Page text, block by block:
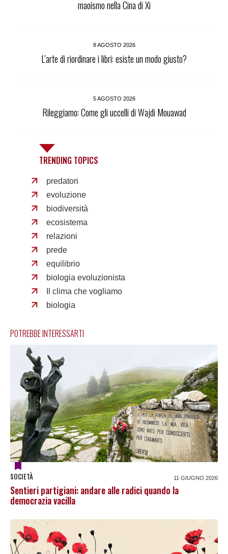
maoismo nella Cina di Xi
8 AGOSTO 2026
L’arte di riordinare i libri: esiste un modo giusto?
5 AGOSTO 2026
Rileggiamo: Come gli uccelli di Wajdi Mouawad
TRENDING TOPICS
predatori
evoluzione
biodiversità
ecosistema
relazioni
prede
equilibrio
biologia evoluzionista
Il clima che vogliamo
biologia
POTREBBE INTERESSARTI
SOCIETÀ 11 GIUGNO 2026
Sentieri partigiani: andare alle radici quando la
democrazia vacilla